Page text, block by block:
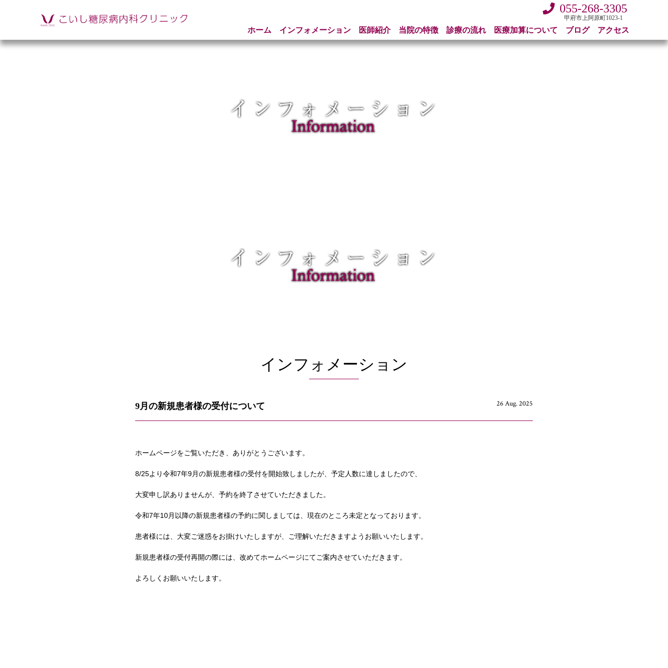
ホーム インフォメーション 医師紹介 当院の特徴 診療の流れ 医療加算について ブログ アクセス
055-268-3305
甲府市上阿原町1023-1
インフォメーション
9月の新規患者様の受付について 26 Aug. 2025
ホームページをご覧いただき、ありがとうございます。
8/25より令和7年9月の新規患者様の受付を開始致しましたが、予定人数に達しましたので、
大変申し訳ありませんが、予約を終了させていただきました。
令和7年10月以降の新規患者様の予約に関しましては、現在のところ未定となっております。
患者様には、大変ご迷惑をお掛けいたしますが、ご理解いただきますようお願いいたします。
新規患者様の受付再開の際には、改めてホームページにてご案内させていただきます。
よろしくお願いいたします。